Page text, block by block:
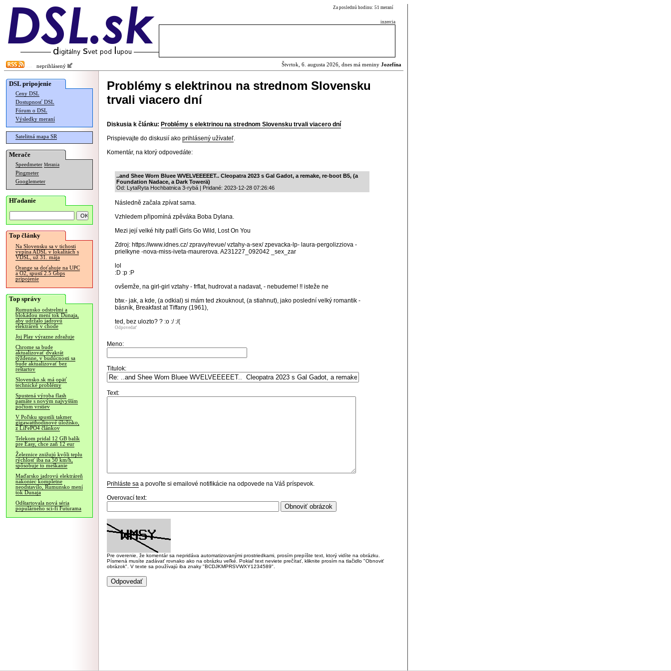
Za poslednú hodinu: 51 meraní
inzercia
neprihlásený Štvrtok, 6. augusta 2026, dnes má meniny Jozefína
DSL pripojenie
Ceny DSL
Dostupnosť DSL
Fórum o DSL
Výsledky meraní
Satelitná mapa SR
Merače
Speedmeter Merania
Pingmeter
Googlemeter
Hľadanie
Top články
Na Slovensku sa v tichosti
vypína ADSL v lokalitách s
VDSL, už 31. mája
Orange sa doťahuje na UPC
a O2, spustí 2.5 Gbps
pripojenie
Top správy
Rumunsko odstrelmi a
blokádou mení tok Dunaja,
aby udržalo jadrovú
elektráreň v chode
Joj Play výrazne zdražuje
Chrome sa bude
aktualizovať dvakrát
týždenne, v budúcnosti sa
bude aktualizovať bez
reštartov
Slovensko.sk má opäť
technické problémy
Spustená výroba flash
pamäte s novým najvyšším
počtom vrstiev
V Poľsku spustili takmer
gigawatthodinové úložisko,
z LiFePO4 článkov
Telekom pridal 12 GB balík
pre Easy, chce zaň 12 eur
Železnice znižujú kvôli teplu
rýchlosť iba na 50 km/h,
spôsobuje to meškanie
Maďarsko jadrovú elektráreň
nakoniec kompletne
neodstavilo, Rumunsko mení
tok Dunaja
Odštartovala nová séria
populárneho sci-fi Futurama
Problémy s elektrinou na strednom Slovensku
trvali viacero dní
Diskusia k článku: Problémy s elektrinou na strednom Slovensku trvali viacero dní
Prispievajte do diskusií ako prihlásený užívateľ.
Komentár, na ktorý odpovedáte:
..and Shee Worn Bluee WVELVEEEEET.. Cleopatra 2023 s Gal Gadot, a remake, re-boot B5, (a
Foundation Nadace, a Dark Towerä)
Od: LytaRyta Hochbatnica 3-rybá | Pridané: 2023-12-28 07:26:46
Následně začala zpívat sama.
Vzhledem připomíná zpěváka Boba Dylana.
Mezi její velké hity patří Girls Go Wild, Lost On You
Zdroj: https://www.idnes.cz/ zpravy/revue/ vztahy-a-sex/ zpevacka-lp- laura-pergolizziova -
prielkyne -nova-miss-iveta-maurerova. A231227_092042 _sex_zar
lol
:D :p :P
ovšemže, na girl-girl vztahy - frflat, hudrovat a nadavat, - nebudeme! !! isteže ne
btw.- jak, a kde, (a odkial) si mám ted zkouknout, (a stiahnut), jako poslední velký romantik -
básník, Breakfast at Tiffany (1961),
ted, bez ulozto? ? :o :/ :/(
Odpovedať
Meno:
Titulok:
Text:
Prihláste sa a povoľte si emailové notifikácie na odpovede na Váš príspevok.
Overovací text:
Pre overenie, že komentár sa nepridáva automatizovanými prostriedkami, prosím prepíšte text, ktorý vidíte na obrázku.
Písmená musíte zadávať rovnako ako na obrázku veľké. Pokiaľ text neviete prečítať, kliknite prosím na tlačidlo "Obnoviť
obrázok". V texte sa používajú iba znaky "BCDJKMPRSVWXY1234589".